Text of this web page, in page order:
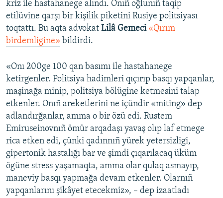
kriz ile hastahanege alındı. Onıñ oğlunıñ taqip
etilüvine qarşı bir kişilik piketini Rusiye politsiyası
toqtattı. Bu aqta advokat Lilâ Gemeci «Qırım
birdemligine» bildirdi.
«Onı 200ge 100 qan basımı ile hastahanege
ketirgenler. Politsiya hadimleri qıçırıp basqı yapqanlar,
maşinağa minip, politsiya bölügine ketmesini talap
etkenler. Onıñ areketlerini ne içündir «miting» dep
adlandırğanlar, amma o bir özü edi. Rustem
Emiruseinovnıñ ömür arqadaşı yavaş olıp laf etmege
rica etken edi, çünki qadınnıñ yürek yetersizligi,
gipertonik hastalığı bar ve şimdi çıqarılacaq üküm
ögüne stress yaşamaqta, amma olar qulaq asmayıp,
maneviy basqı yapmağa devam etkenler. Olarnıñ
yapqanlarını şikâyet etecekmiz», – dep izaatladı